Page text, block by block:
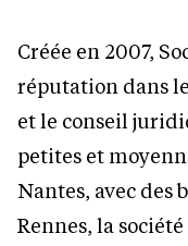
Créée en 2007,
réputation dans
et le conseil
petites et
Nantes, avec des
Rennes, la